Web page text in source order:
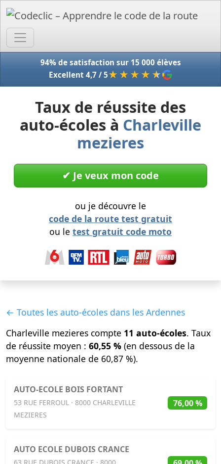
94% de satisfaction sur 15 000 élèves
Excellent 4,7 / 5★★★★ ★
Taux de réussite des
auto-écoles à Charleville
mezieres
✔︎ Je veux mon code
ou je découvre le
code de la route test gratuit
ou le test gratuit code moto
← Toutes les auto-écoles dans les Ardennes
Charleville mezieres compte 11 auto-écoles. Taux
de réussite moyen : 60,55 % (en dessous de la
moyenne nationale de 60,87 %).
AUTO-ECOLE BOIS FORTANT
53 RUE FERROUL · 8000 CHARLEVILLE
MEZIERES
76,00 %
AUTO ECOLE DUBOIS CRANCE